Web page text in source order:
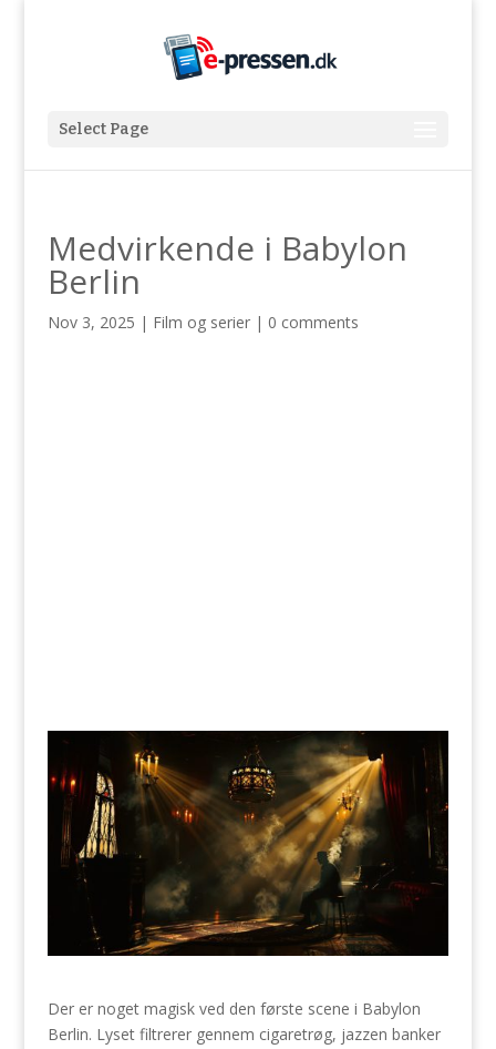
Select Page
Medvirkende i Babylon
Berlin
Nov 3, 2025 | Film og serier| 0 comments
Der er noget magisk ved den første scene i Babylon
Berlin. Lyset filtrerer gennem cigaretrøg, jazzen banker